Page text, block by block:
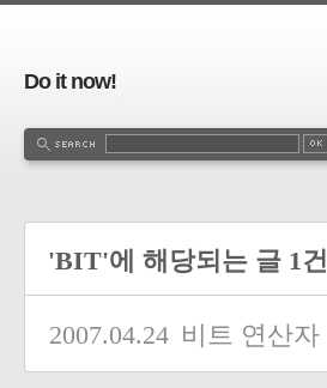
Do it now!
'BIT'에 해당되는 글 1건
2007.04.24 비트 연산자